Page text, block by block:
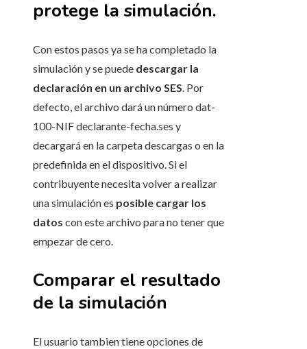
protege la simulación.
Con estos pasos ya se ha completado la
simulación y se puede descargar la
declaración en un archivo SES . Por
defecto, el archivo dará un número dat-
100-NIF declarante-fecha.ses y
decargará en la carpeta descargas o en la
predefinida en el dispositivo. Si el
contribuyente necesita volver a realizar
una simulación es posible cargar los
datos con este archivo para no tener que
empezar de cero.
Comparar el resultado
de la simulación
El usuario tambien tiene opciones de